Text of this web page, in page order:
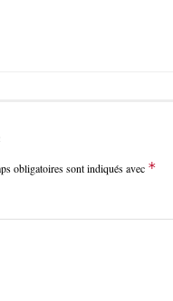
obligatoires sont indiqués avec *